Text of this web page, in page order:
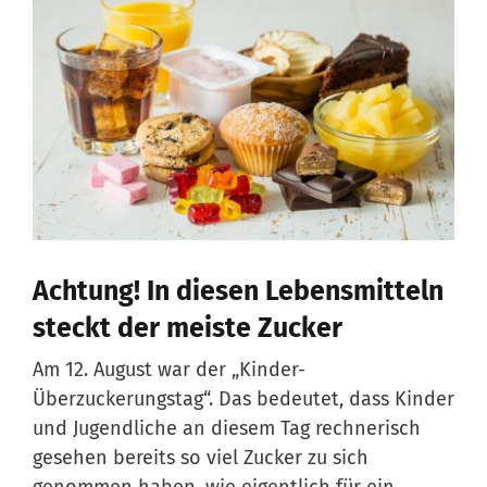
Achtung! In diesen Lebensmitteln
steckt der meiste Zucker
Am 12. August war der „Kinder-
Überzuckerungstag“. Das bedeutet, dass Kinder
und Jugendliche an diesem Tag rechnerisch
gesehen bereits so viel Zucker zu sich